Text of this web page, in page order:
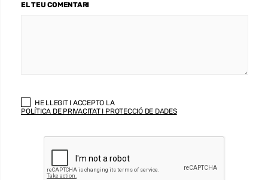
EL TEU COMENTARI
HE LLEGIT I ACCEPTO LA
POLÍTICA DE PRIVACITAT I PROTECCIÓ DE DADES